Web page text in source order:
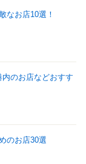
なお店10選！
のお店などおすす
のお店30選